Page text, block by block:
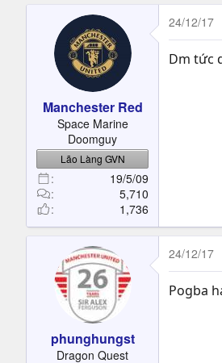
Manchester Red
Space Marine
Doomguy
Lão Làng GVN
19/5/09
5,710
1,736
24/12/17
Dm tức
phunghungst
Dragon Quest
24/12/17
Pogba